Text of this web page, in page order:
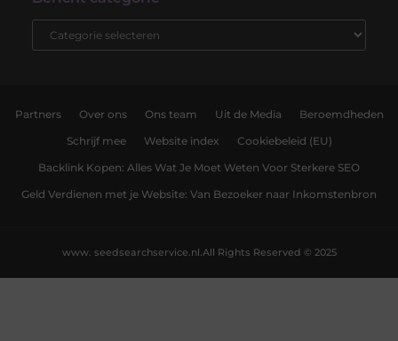
Partners Over ons Ons team Uit de Media Beroemdheden
Schrijf mee Website index Cookiebeleid (EU)
Backlink Kopen: Alles Wat Je Moet Weten Voor Sterkere SEO
Geld Verdienen met je Website: Van Bezoeker naar Inkomstenbron
All Rights Reserved © 2025
www. seedsearchservice.nl.